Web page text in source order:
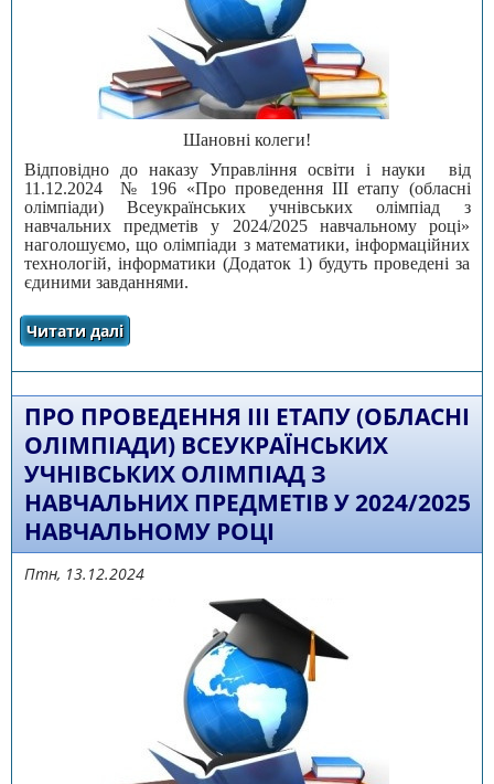
Шановні колеги!
Відповідно до наказу Управління освіти і науки від
11.12.2024 № 196 «Про проведення ІІІ етапу (обласні
олімпіади) Всеукраїнських учнівських олімпіад з
навчальних предметів у 2024/2025 навчальному році»
наголошуємо, що олімпіади з математики, інформаційних
технологій, інформатики (Додаток 1) будуть проведені за
єдиними завданнями.
Читати даліпро олімпіади з математики, інформаційних
завданнями
ПРО ПРОВЕДЕННЯ ІІІ ЕТАПУ (ОБЛАСНІ
ОЛІМПІАДИ) ВСЕУКРАЇНСЬКИХ
УЧНІВСЬКИХ ОЛІМПІАД З
НАВЧАЛЬНИХ ПРЕДМЕТІВ У 2024/2025
НАВЧАЛЬНОМУ РОЦІ
Птн, 13.12.2024